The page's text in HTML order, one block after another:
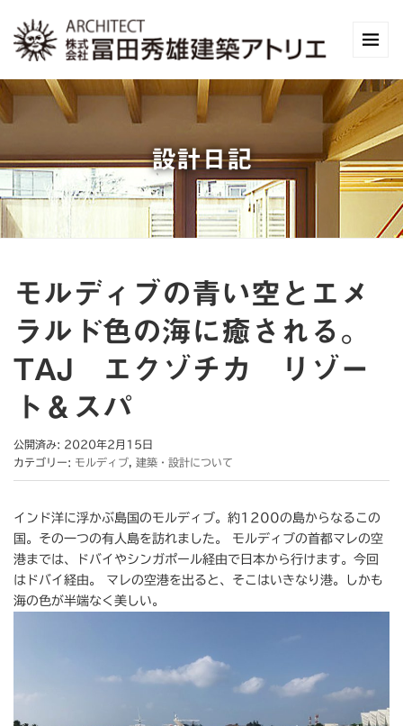
設計日記
モルディブの青い空とエメ
ラルド色の海に癒される。
TAJ エクゾチカ リゾー
ト＆スパ
公開済み: 2020年2月15日
カテゴリー: モルディブ 建築・設計について
インド洋に浮かぶ島国のモルディブ。約1200の島からなるこの
国。その一つの有人島を訪れました。 モルディブの首都マレの空
港までは、ドバイやシンガポール経由で日本から行けます。今回
はドバイ経由。 マレの空港を出ると、そこはいきなり港。しかも
海の色が半端なく美しい。